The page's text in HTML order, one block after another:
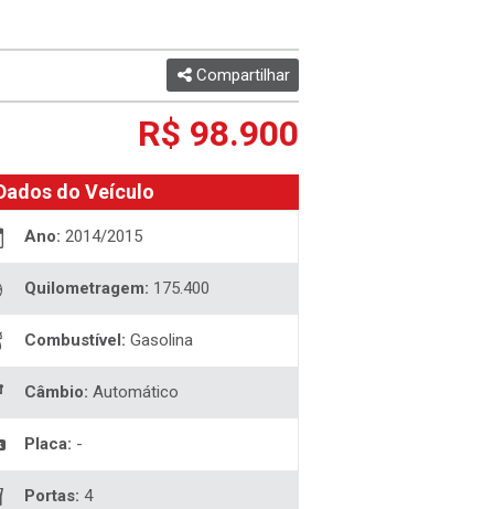
do Veículo
Ano: 2014/2015
Quilometragem: 175.400
Combustível: Gasolina
Câmbio: Automático
Placa: -
Portas: 4
R$ 98.900
Compartilhar